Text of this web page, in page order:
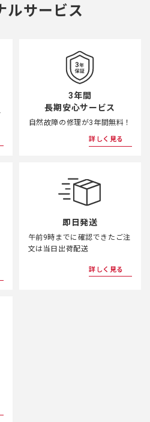
ルサービス
3年間
長期安心サービス
自然故障の修理が3年間無料！
詳しく見る
即日発送
午前9時までに確認できたご注
文は当日出荷配送
詳しく見る